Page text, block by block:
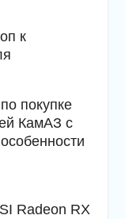
к
покупке
КамАЗ с
Radeon RX